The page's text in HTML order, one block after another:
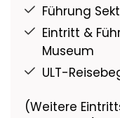
Führung
Eintritt &
Museum
ULT-
(Weitere